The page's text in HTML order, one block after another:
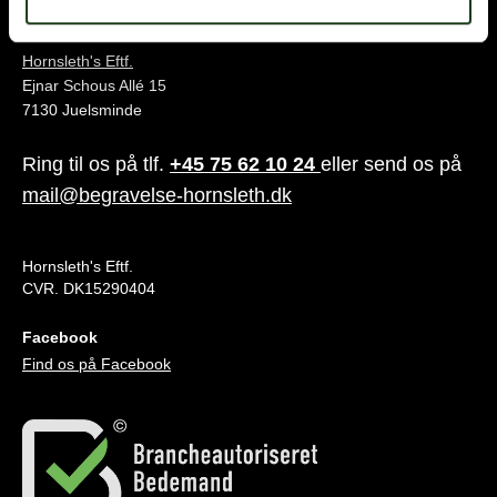
Hornsleth's Eftf.
Ejnar Schous Allé 15
7130 Juelsminde
Ring til os på tlf. +45 75 62 10 24 eller send os på
mail@begravelse-hornsleth.dk
Hornsleth's Eftf.
CVR. DK15290404
Facebook
Find os på Facebook